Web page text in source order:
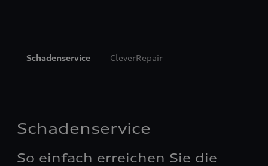
Schadenservice CleverRepair
Schadenservice
So einfach erreichen Sie die